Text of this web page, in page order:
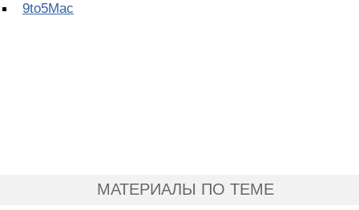
9to5Mac
МАТЕРИАЛЫ ПО ТЕМЕ